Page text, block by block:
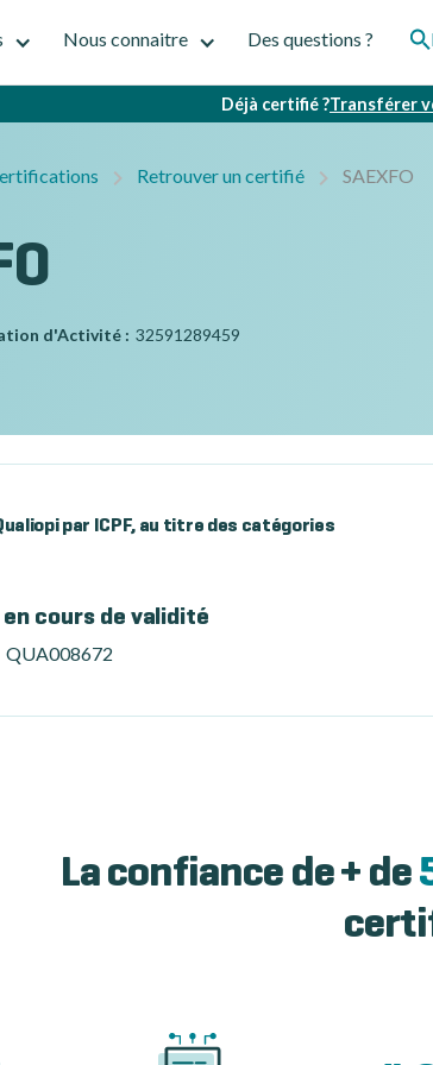
Nous connaitre Des questions ?
Déjà certifié ?Transférer
Retrouver un certifié SAEXFO
d'Activité : 32591289459
par ICPF, au titre des catégories
cours de validité
QUA008672
La confiance de + de